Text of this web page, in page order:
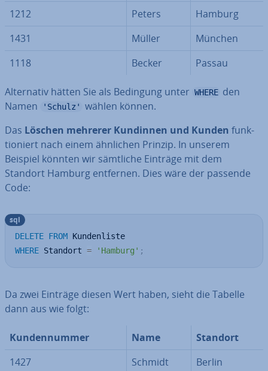
1212 Peters
Hamburg
1431
Müller
München
1118
Becker Passau
Al­ter­na­tiv hätten Sie als Bedingung unter WHERE den
Namen
'Schulz'
wählen können.
Das Löschen mehrerer Kundinnen und Kunden funk­
tio­niert nach einem ähnlichen Prinzip. In unserem
Beispiel könnten wir sämtliche Einträge mit dem
Standort Hamburg entfernen. Dies wäre der passende
Code:
DELETE FROM
WHERE Standort = 'Hamburg' ;
sql
Da zwei Einträge diesen Wert haben, sieht die Tabelle
dann aus wie folgt:
Kun­den­num­mer Name
Standort
1427
Schmidt
Berlin